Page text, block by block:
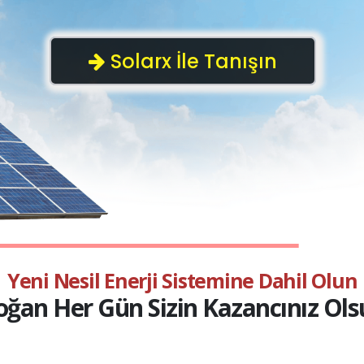
Yeni Nesil Enerji Sistemine Dahil Olun
ğan Her GünSizin Kazancınız Ols